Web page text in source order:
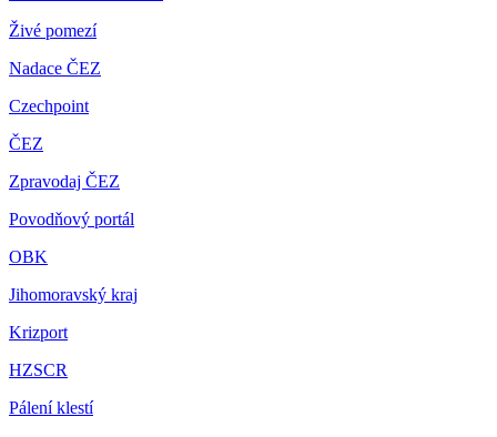
Živé pomezí
Nadace ČEZ
Czechpoint
ČEZ
Zpravodaj ČEZ
Povodňový portál
OBK
Jihomoravský kraj
Krizport
HZSCR
Pálení klestí